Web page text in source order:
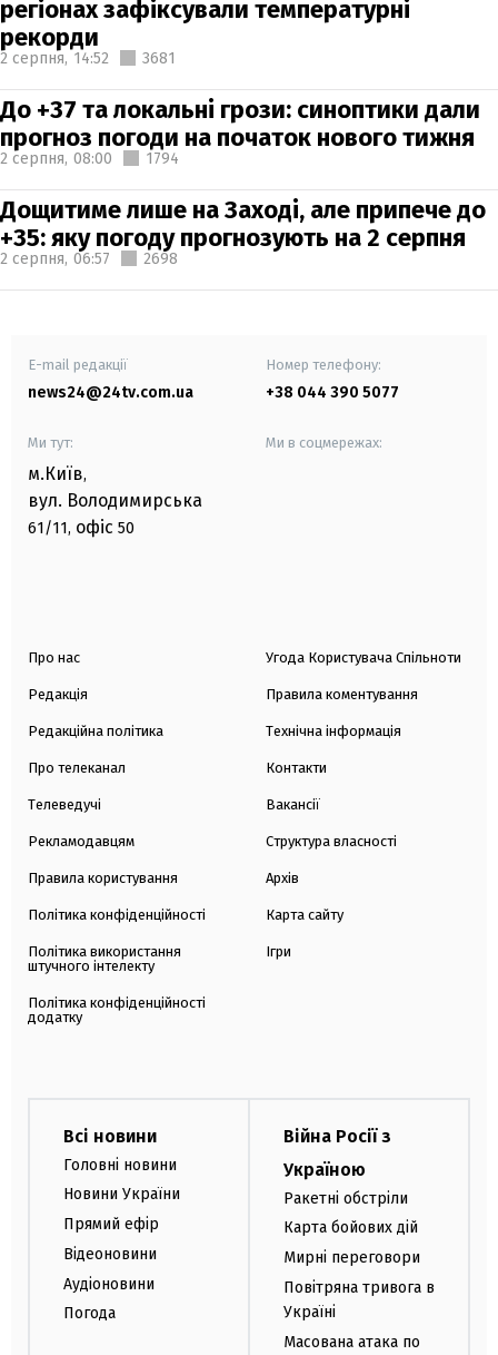
регіонах зафіксували температурні
рекорди
2 серпня, 14:52 3681
До +37 та локальні грози: синоптики дали
прогноз погоди на початок нового тижня
2 серпня, 08:00 1794
Дощитиме лише на Заході, але припече до
+35: яку погоду прогнозують на 2 серпня
2 серпня, 06:57 2698
E-mail редакції
news24@24tv.com.ua
Номер телефону:
+38 044 390 5077
Ми тут:
м.Київ,
вул. Володимирська
61/11, офіс 50
Ми в соцмережах:
Про нас
Редакція
Редакційна політика
Про телеканал
Телеведучі
Рекламодавцям
Правила користування
Політика конфіденційності
Політика використання
штучного інтелекту
Політика конфіденційності
додатку
Угода Користувача Спільноти
Правила коментування
Технічна інформація
Контакти
Вакансії
Структура власності
Архів
Карта сайту
Ігри
Всі новини
Головні новини
Новини України
Прямий ефір
Відеоновини
Аудіоновини
Погода
Війна Росії з
Україною
Ракетні обстріли
Карта бойових дій
Мирні переговори
Повітряна тривога в
Україні
Масована атака по